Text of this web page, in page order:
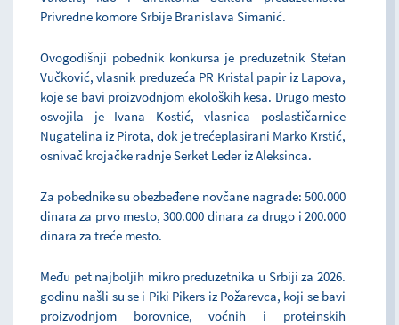
Privredne komore Srbije Branislava Simanić.
Ovogodišnji pobednik konkursa je preduzetnik Stefan
Vučković, vlasnik preduzeća PR Kristal papir iz Lapova,
koje se bavi proizvodnjom ekoloških kesa. Drugo mesto
osvojila je Ivana Kostić, vlasnica poslastičarnice
Nugatelina iz Pirota, dok je trećeplasirani Marko Krstić,
osnivač krojačke radnje Serket Leder iz Aleksinca.
Za pobednike su obezbeđene novčane nagrade: 500.000
dinara za prvo mesto, 300.000 dinara za drugo i 200.000
dinara za treće mesto.
Među pet najboljih mikro preduzetnika u Srbiji za 2026.
godinu našli su se i Piki Pikers iz Požarevca, koji se bavi
proizvodnjom borovnice, voćnih i proteinskih